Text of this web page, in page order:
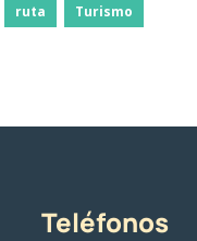
ruta Turismo
Teléfonos